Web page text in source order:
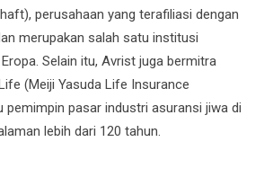
perusahaan yang terafiliasi dengan
merupakan salah satu institusi
Selain itu, Avrist juga bermitra
(Meiji Yasuda Life Insurance
pemimpin pasar industri asuransi jiwa di
lebih dari 120 tahun.